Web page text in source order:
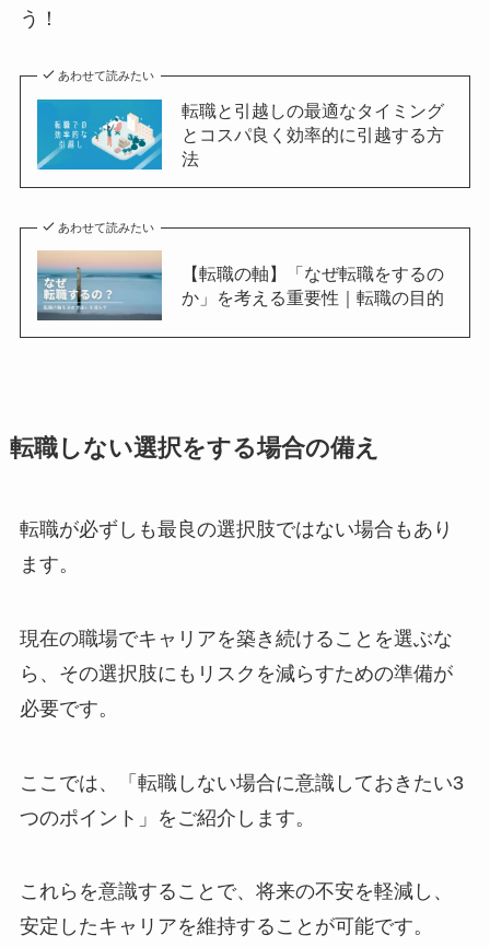
う！
あわせて読みたい
転職と引越しの最適なタイミング
とコスパ良く効率的に引越する方
法
あわせて読みたい
【転職の軸】「なぜ転職をするの
か」を考える重要性｜転職の目的
転職しない選択をする場合の備え
転職が必ずしも最良の選択肢ではない場合もあり
ます。
現在の職場でキャリアを築き続けることを選ぶな
ら、その選択肢にもリスクを減らすための準備が
必要です。
ここでは、「転職しない場合に意識しておきたい3
つのポイント」をご紹介します。
これらを意識することで、将来の不安を軽減し、
安定したキャリアを維持することが可能です。